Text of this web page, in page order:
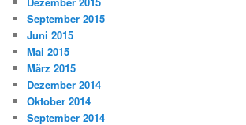
September 2015
Juni 2015
Mai 2015
März 2015
Dezember 2014
Oktober 2014
September 2014